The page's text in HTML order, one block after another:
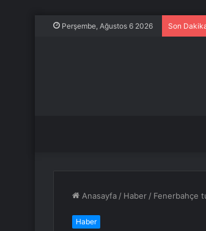
Perşembe, Ağustos 6 2026 Son
Anasayfa / Haber / Fenerbahçe
Haber